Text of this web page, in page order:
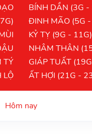
TÝ
LỘ
BÍNH DẦN (3G -
ĐINH MÃO (5G
KỶ TỴ (9G - 11G)
NHÂM THÂN
GIÁP TUẤT
ẤT HỢI (21G -
Hôm nay